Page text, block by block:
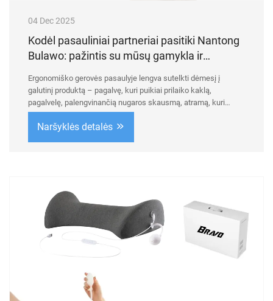
04 Dec 2025
Kodėl pasauliniai partneriai pasitiki Nantong
Bulawo: pažintis su mūsų gamykla ir
Ergonomiško gerovės pasaulyje lengva sutelkti dėmesį į
galutinį produktą – pagalvę, kuri puikiai prilaiko kaklą,
pagalvelę, palengvinančią nugaros skausmą, atramą, kuri
pakeičia poilsį. Tačiau „Nantong Bulawo“ mes tikime tikra
kokybe, ...
Naršyklės detalės